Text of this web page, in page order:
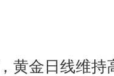
金日线维持